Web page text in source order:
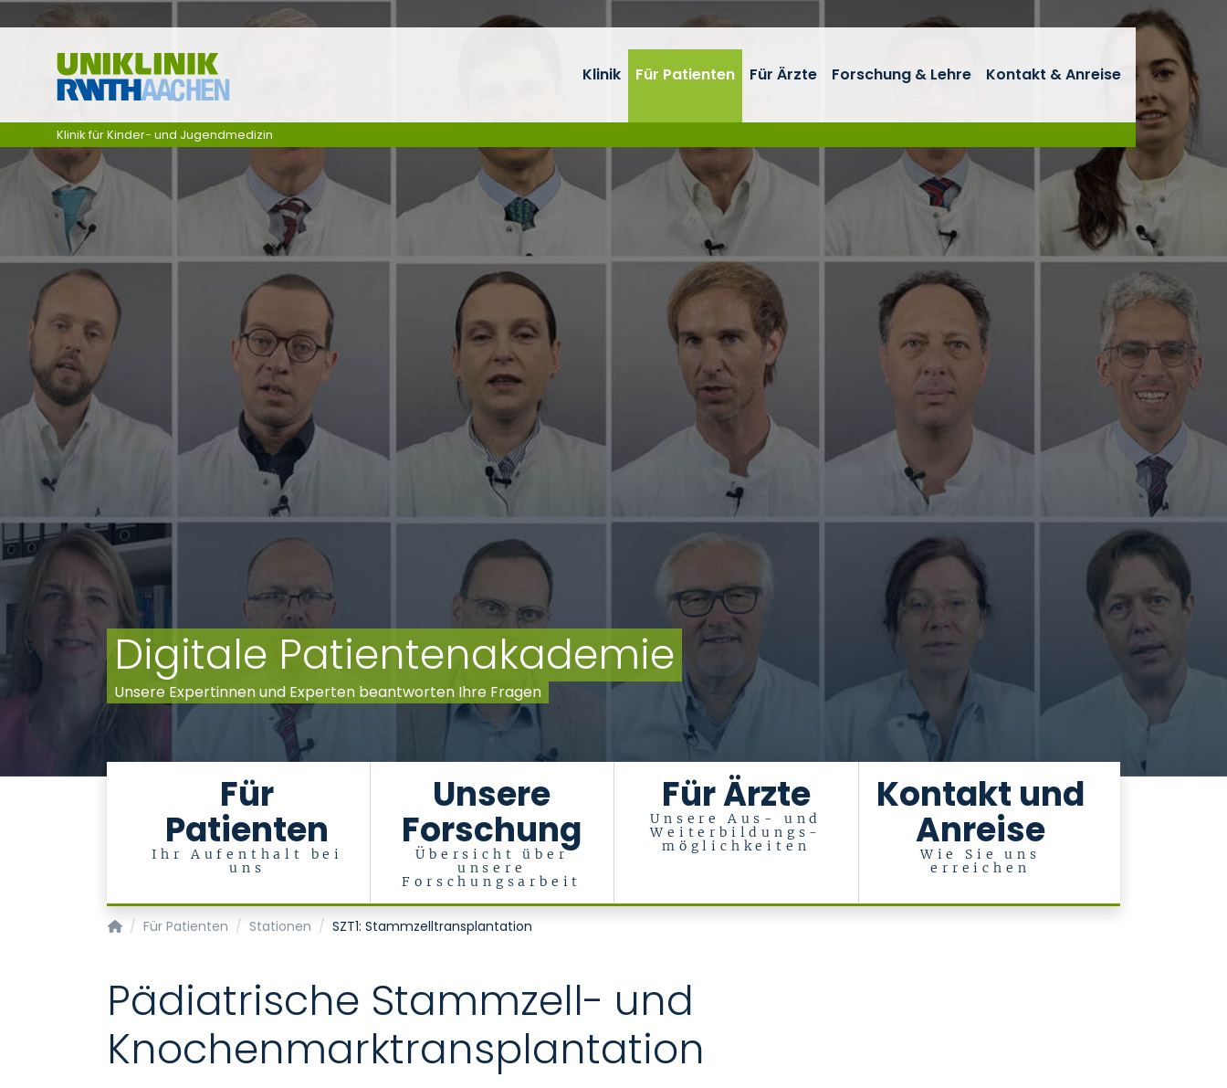
Ga naar navigatie
Digitale Patientenakademie
Unsere Expertinnen und Experten beantworten Ihre Fragen
Für
Patienten
Ihr Aufenthalt bei
uns
Unsere
Forschung
Übersicht über
unsere
Forschungsarbeit
Für Ärzte
Unsere Aus- und
Weiterbildungs-
möglichkeiten
Kontakt und
Anreise
Wie Sie uns
erreichen
Klinik Für Patienten Für Ärzte Forschung & Lehre Kontakt & Anreise
Klinik für Kinder- und Jugendmedizin
Klinik für Kinder- und Jugendmedizin
Für Patienten Stationen SZT1: Stammzelltransplantation
Pädiatrische Stammzell- und
Knochenmarktransplantation